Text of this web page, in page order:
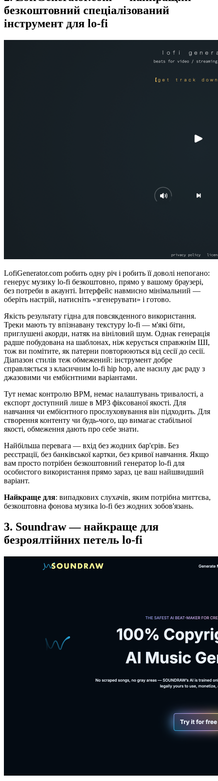
безкоштовний спеціалізований
інструмент для lo-fi
LofiGenerator.com робить одну річ і робить її доволі непогано:
генерує музику lo-fi безкоштовно, прямо у вашому браузері,
без потреби в акаунті. Інтерфейс навмисно мінімальний —
оберіть настрій, натисніть «згенерувати» і готово.
Якість результату гідна для повсякденного використання.
Треки мають ту впізнавану текстуру lo-fi — м'які біти,
приглушені акорди, натяк на вініловий шум. Однак генерація
радше побудована на шаблонах, ніж керується справжнім ШІ,
тож ви помітите, як патерни повторюються від сесії до сесії.
Діапазон стилів теж обмежений: інструмент добре
справляється з класичним lo-fi hip hop, але насилу дає раду з
джазовими чи ембієнтними варіантами.
Тут немає контролю BPM, немає налаштувань тривалості, а
експорт доступний лише в MP3 фіксованої якості. Для
навчання чи ембієнтного прослуховування він підходить. Для
створення контенту чи будь-чого, що вимагає стабільної
якості, обмеження дають про себе знати.
Найбільша перевага — вхід без жодних бар'єрів. Без
реєстрації, без банківської картки, без кривої навчання. Якщо
вам просто потрібен безкоштовний генератор lo-fi для
особистого використання прямо зараз, це ваш найшвидший
варіант.
Найкраще для: випадкових слухачів, яким потрібна миттєва,
безкоштовна фонова музика lo-fi без жодних зобов'язань.
3. Soundraw — найкраще для
безроялтійних петель lo-fi